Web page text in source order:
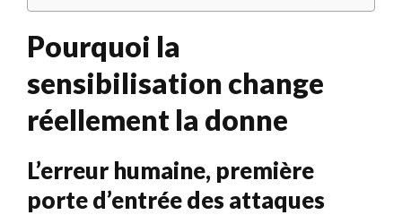
Pourquoi la
sensibilisation change
réellement la donne
L’erreur humaine, première
porte d’entrée des attaques